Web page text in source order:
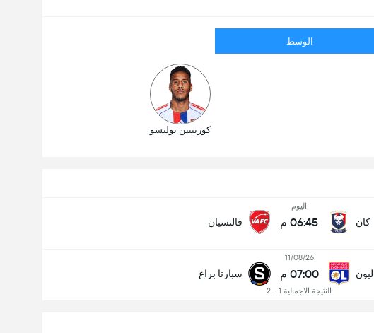
كان
اليوم
06:45 م فالنسيان
11/08/26
07:00 م
النتيجة الاجمالية 1 - 2
سبارتا براغ
الوسط
كورينتين توليسو